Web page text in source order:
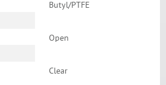
Butyl/PTFE
Open
Clear